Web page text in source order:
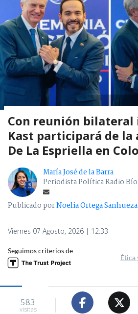
Con reunión bilateral
Kast participará de la
De La Espriella en
María José de la Barra
Periodista Política Radio
Publicado porNoelia Ortega Sanhueza
Viernes 07 Agosto, 2026 | 12:33
Seguimos criterios de
Ética
583
visitas